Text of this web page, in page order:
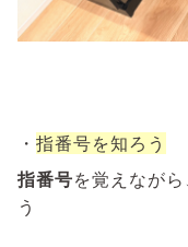
・ 指番号を知ろう
指番号を覚えなが
う